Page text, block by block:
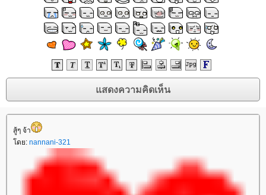
สู้ๆ จ้า
ดย: nannani-321